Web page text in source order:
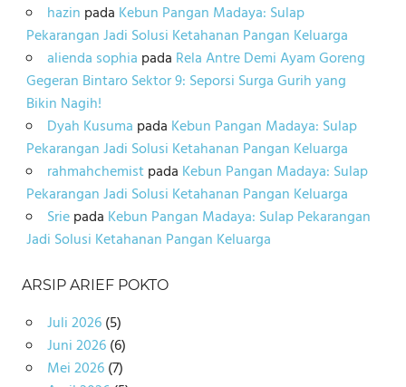
hazin pada Kebun Pangan Madaya: Sulap
Pekarangan Jadi Solusi Ketahanan Pangan Keluarga
alienda sophia pada Rela Antre Demi Ayam Goreng
Gegeran Bintaro Sektor 9: Seporsi Surga Gurih yang
Bikin Nagih!
Dyah Kusuma pada Kebun Pangan Madaya: Sulap
Pekarangan Jadi Solusi Ketahanan Pangan Keluarga
rahmahchemistpada Kebun Pangan Madaya: Sulap
Pekarangan Jadi Solusi Ketahanan Pangan Keluarga
Sriepada Kebun Pangan Madaya: Sulap Pekarangan
Jadi Solusi Ketahanan Pangan Keluarga
ARSIP ARIEF POKTO
Juli 2026(5)
Juni 2026(6)
Mei 2026(7)